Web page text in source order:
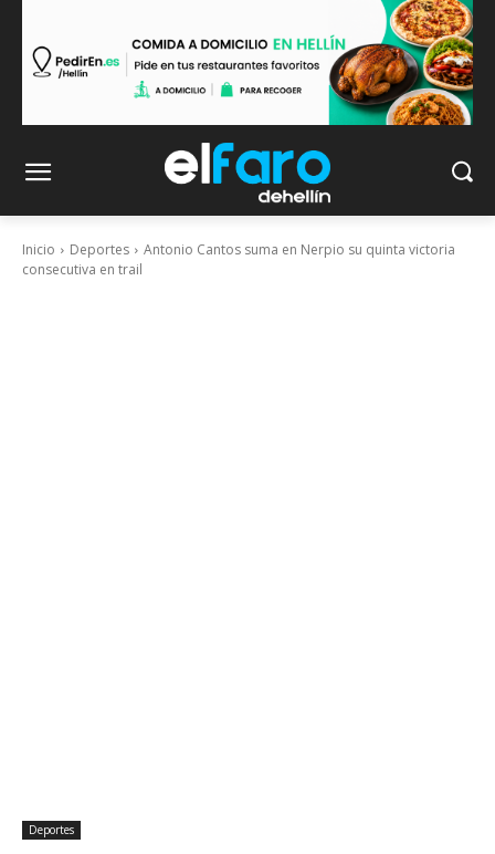
Inicio Deportes
Antonio Cantos suma en Nerpio su quinta victoria
consecutiva en trail
Deportes